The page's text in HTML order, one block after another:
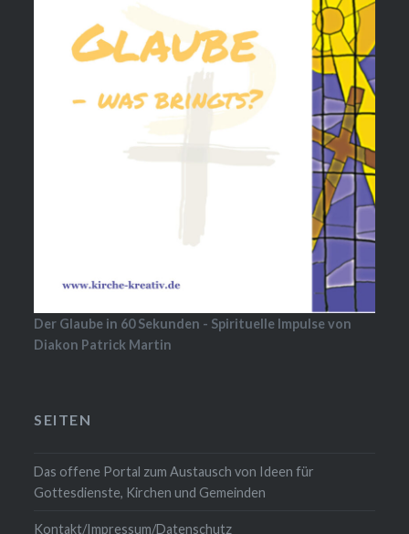
Der Glaube in 60 Sekunden - Spirituelle Impulse von
Diakon Patrick Martin
SEITEN
Das offene Portal zum Austausch von Ideen für
Gottesdienste, Kirchen und Gemeinden
Kontakt/Impressum/Datenschutz